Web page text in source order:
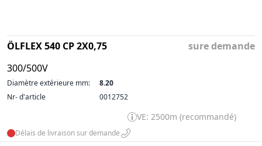
ÖLFLEX 540 CP 2X0,75
300/500V
sure demande
Diamètre extérieure mm:
8.20
Nr- d'article
0012752
VE: 2500m (recommandé)
Délais de livraison sur demande